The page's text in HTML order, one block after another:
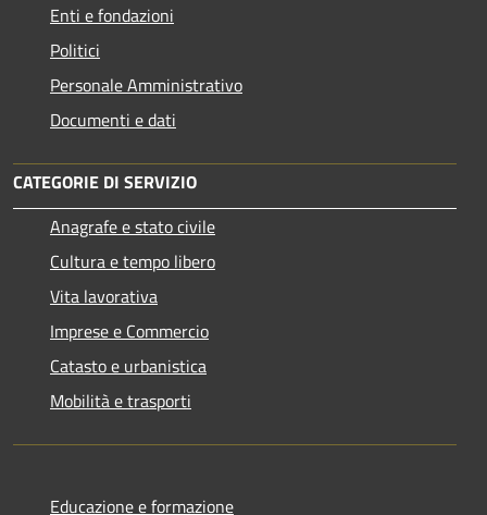
Enti e fondazioni
Politici
Personale Amministrativo
Documenti e dati
CATEGORIE DI SERVIZIO
Anagrafe e stato civile
Cultura e tempo libero
Vita lavorativa
Imprese e Commercio
Catasto e urbanistica
Mobilità e trasporti
Educazione e formazione